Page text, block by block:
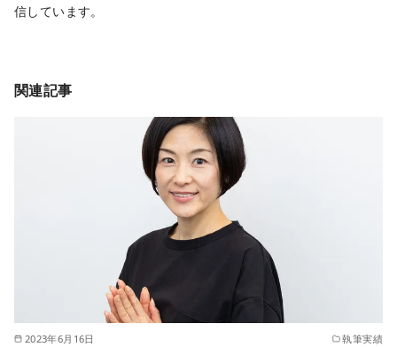
信しています。
関連記事
2023年6月16日 執筆実績